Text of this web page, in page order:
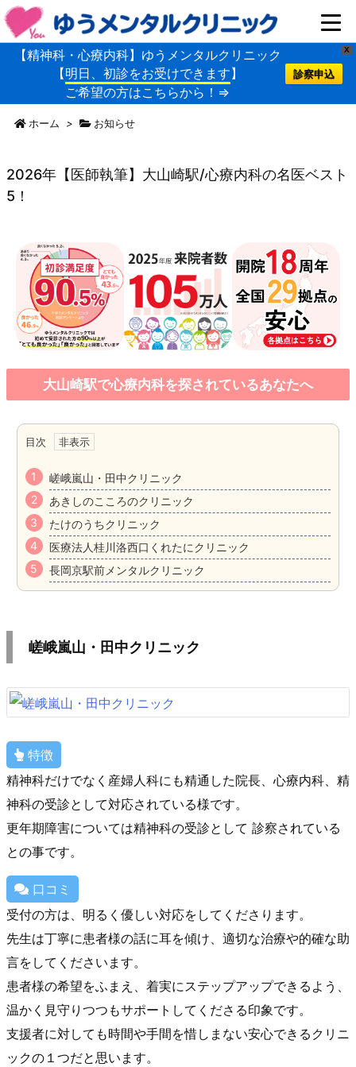
X
【精神科・心療内科】ゆうメンタルクリニック
【明日、初診をお受けできます】
ご希望の方はこちらから！⇒
診察申込
ホーム > お知らせ
2026年【医師執筆】大山崎駅/心療内科の名医ベスト
5！
大山崎駅で心療内科を探されているあなたへ
目次
嵯峨嵐山・田中クリニック
あきしのこころのクリニック
たけのうちクリニック
医療法人桂川洛西口くれたにクリニック
長岡京駅前メンタルクリニック
嵯峨嵐山・田中クリニック
特徴
精神科だけでなく産婦人科にも精通した院長、心療内科、精
神科の受診として対応されている様です。
更年期障害については精神科の受診として 診察されている
との事です。
口コミ
受付の方は、明るく優しい対応をしてくださります。
先生は丁寧に患者様の話に耳を傾け、適切な治療や的確な助
言をしてくださいます。
患者様の希望をふまえ、着実にステップアップできるよう、
温かく見守りつつもサポートしてくださる印象です。
支援者に対しても時間や手間を惜しまない安心できるクリニ
ックの１つだと思います。